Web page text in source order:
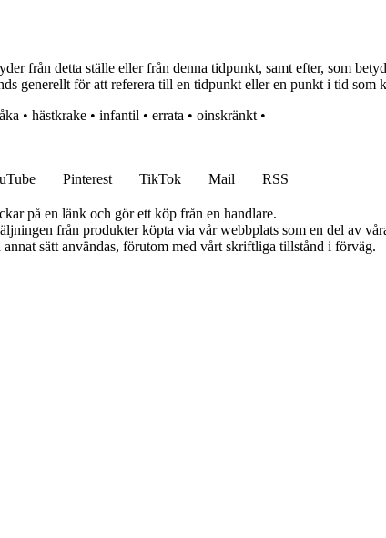
från detta ställe eller från denna tidpunkt, samt efter, som
generellt för att referera till en tidpunkt eller en punkt i tid som
• hästkrake • infantil • errata • oinskränkt •
Pinterest TikTok Mail
RSS
på en länk och gör ett köp från en handlare.
från produkter köpta via vår webbplats som en del av
sätt användas, förutom med vårt skriftliga tillstånd i förväg.